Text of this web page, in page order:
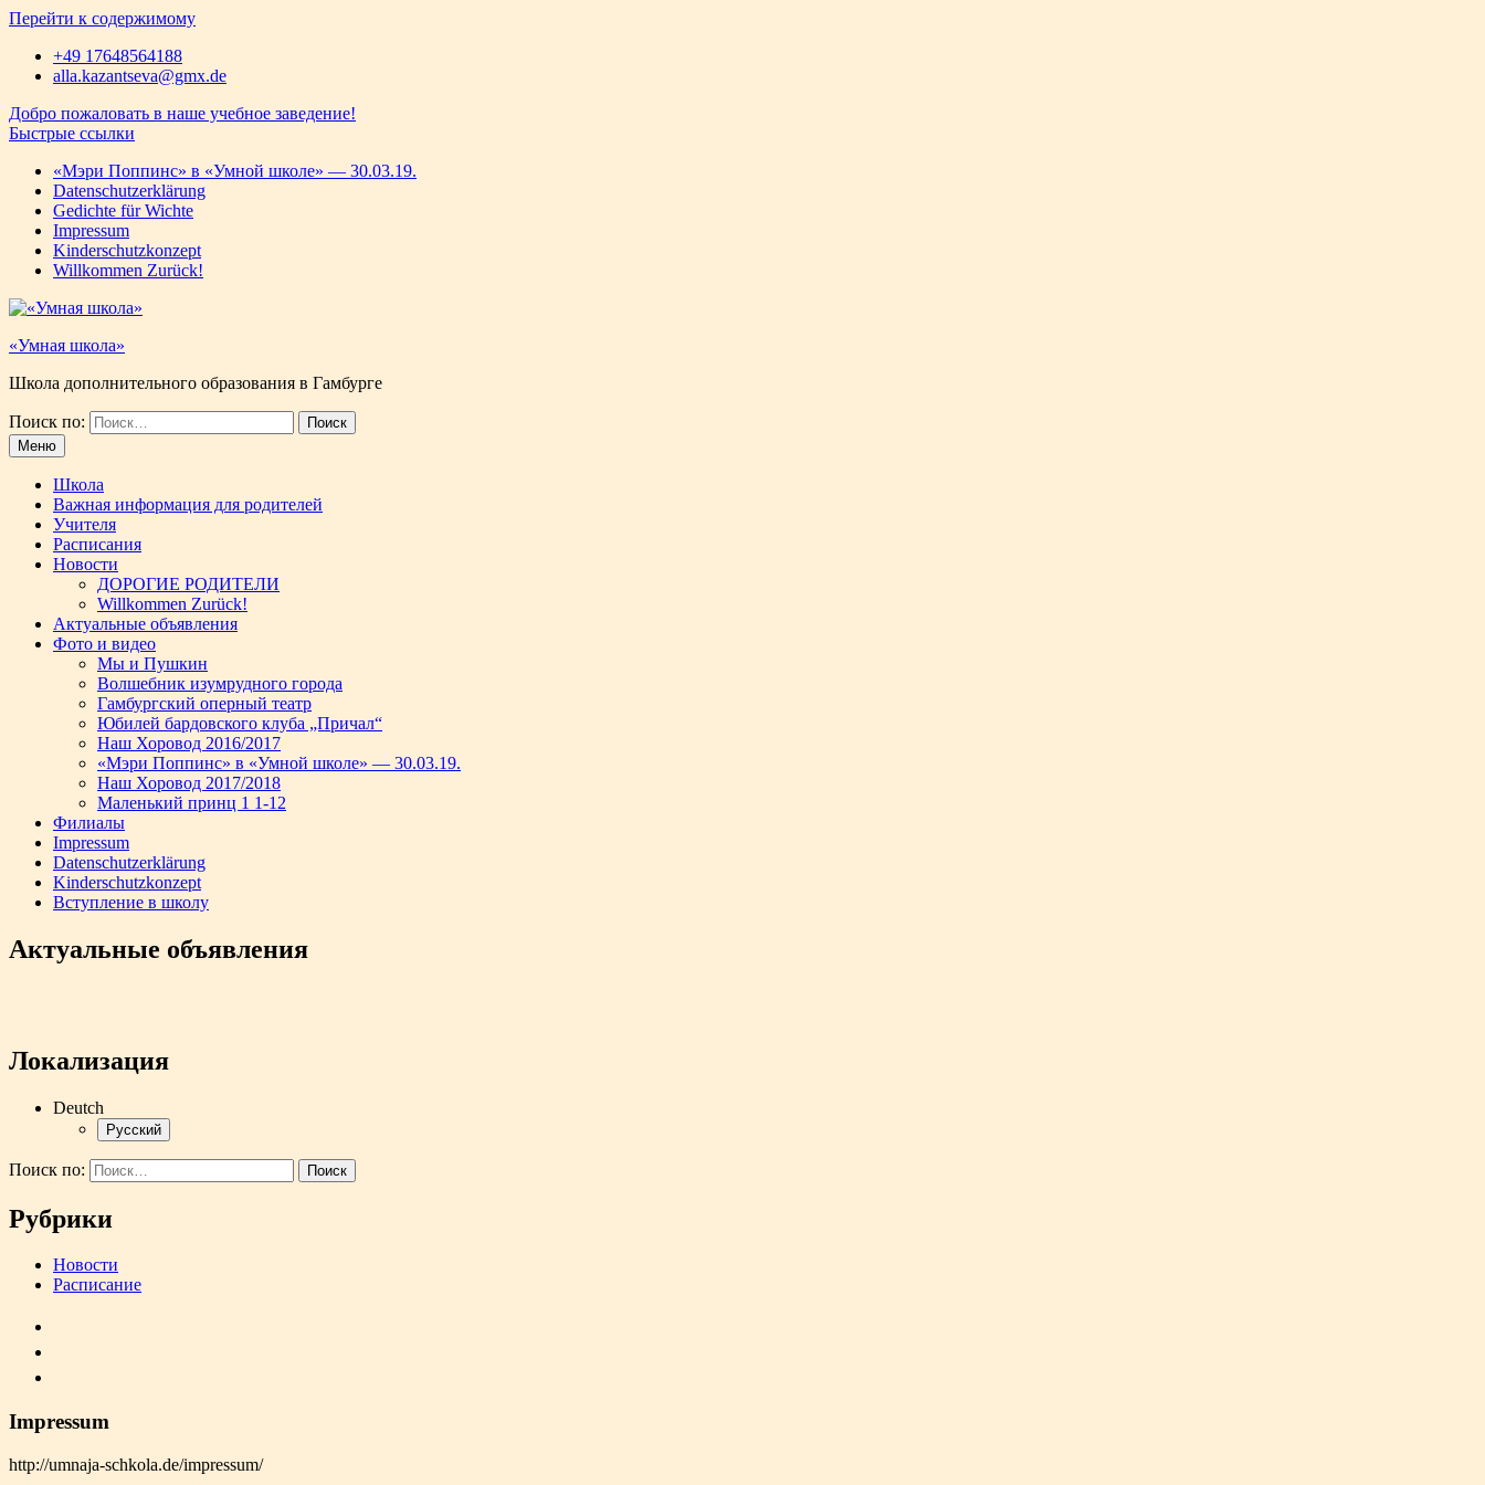
Перейти к содержимому
+49 17648564188
alla.kazantseva@gmx.de
Добро пожаловать в наше учебное заведение!
Быстрые ссылки
«Мэри Поппинс» в «Умной школе» — 30.03.19.
Datenschutzerklärung
Gedichte für Wichtе
Impressum
Kinderschutzkonzept
Willkommen Zurück!
«Умная школа»
Школа дополнительного образования в Гамбурге
Поиск по:
Меню
Школа
Важная информация для родителей
Учителя
Расписания
Новости
ДОРОГИЕ РОДИТЕЛИ
Willkommen Zurück!
Актуальные объявления
Фото и видео
Мы и Пушкин
Волшебник изумрудного города
Гамбургский оперный театр
Юбилей бардовского клуба „Причал“
Наш Хоровод 2016/2017
«Мэри Поппинс» в «Умной школе» — 30.03.19.
Наш Хоровод 2017/2018
Маленький принц 1 1-12
Филиалы
Impressum
Datenschutzerklärung
Kinderschutzkonzept
Вступление в школу
Актуальные объявления
Локализация
Deutch
Русский
Поиск по:
Рубрики
Новости
Расписание
Impressum
http://umnaja-schkola.de/impressum/